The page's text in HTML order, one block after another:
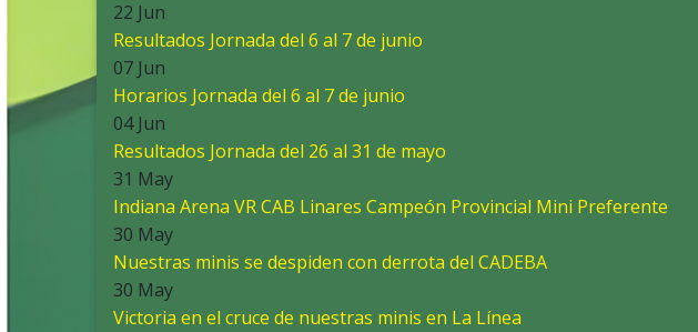
22 Jun
Resultados Jornada del 6 al 7 de junio
07 Jun
Horarios Jornada del 6 al 7 de junio
04 Jun
Resultados Jornada del 26 al 31 de mayo
31 May
Indiana Arena VR CAB Linares Campeón Provincial Mini Preferente
30 May
Nuestras minis se despiden con derrota del CADEBA
30 May
Victoria en el cruce de nuestras minis en La Línea